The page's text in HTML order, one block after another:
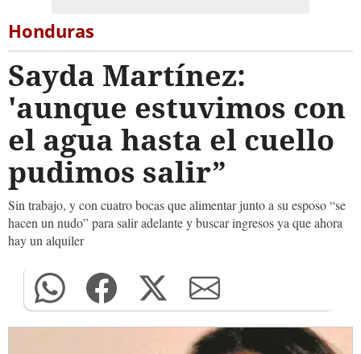
Honduras
Sayda Martínez:
'aunque estuvimos con
el agua hasta el cuello
pudimos salir”
Sin trabajo, y con cuatro bocas que alimentar junto a su esposo “se
hacen un nudo” para salir adelante y buscar ingresos ya que ahora
hay un alquiler